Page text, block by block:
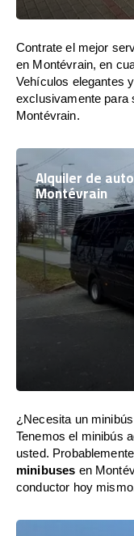
Contrate el mejor
en Montévrain, en
Vehículos elegantes
exclusivamente para
Montévrain.
Alquiler de
Montévrain
¿Necesita un
Tenemos el minibús
usted.
minibuses en
conductor hoy